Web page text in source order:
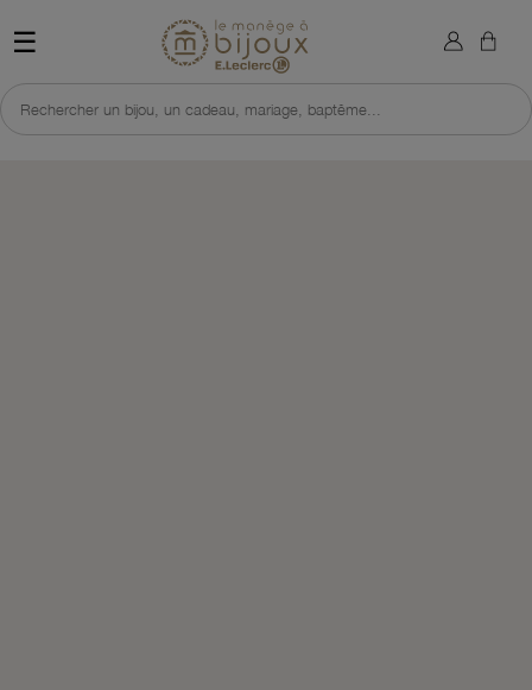
☰ Retour à l'accueil du site
Rechercher un bijou, un cadeau, mariage, baptême...
×